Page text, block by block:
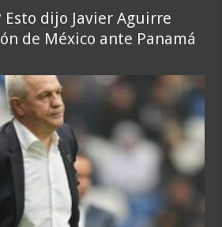
Esto dijo Javier Aguirre
de México ante Panamá